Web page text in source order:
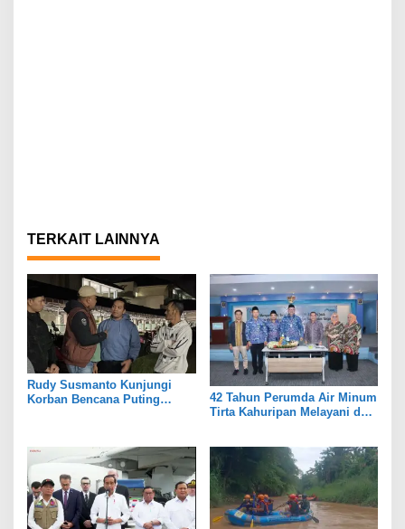
TERKAIT LAINNYA
Rudy Susmanto Kunjungi
Korban Bencana Puting
42 Tahun Perumda Air Minum
Tirta Kahuripan Melayani dan